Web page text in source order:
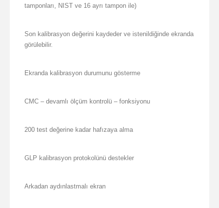
tamponları, NIST ve 16 ayrı tampon ile)
Son kalibrasyon değerini kaydeder ve istenildiğinde ekranda
görülebilir.
Ekranda kalibrasyon durumunu gösterme
CMC – devamlı ölçüm kontrolü – fonksiyonu
200 test değerine kadar hafızaya alma
GLP kalibrasyon protokolünü destekler
Arkadan aydınlastmalı ekran